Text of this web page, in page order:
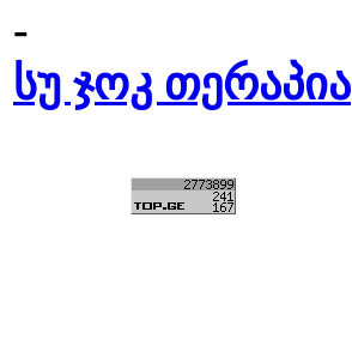
-
სუ ჯოკ თერაპია